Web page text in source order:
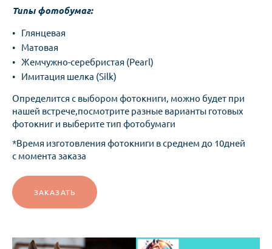
Типы фотобумаг:
Глянцевая
Матовая
Жемчужно-серебристая (Pearl)
Имитация шелка (Silk)
Определится с выбором фотокниги, можно будет при
нашей встрече,посмотрите разные варианты готовых
фотокниг и выберите тип фотобумаги
*Время изготовления фотокниги в среднем до 10дней
с момента заказа
ЗАКАЗАТЬ